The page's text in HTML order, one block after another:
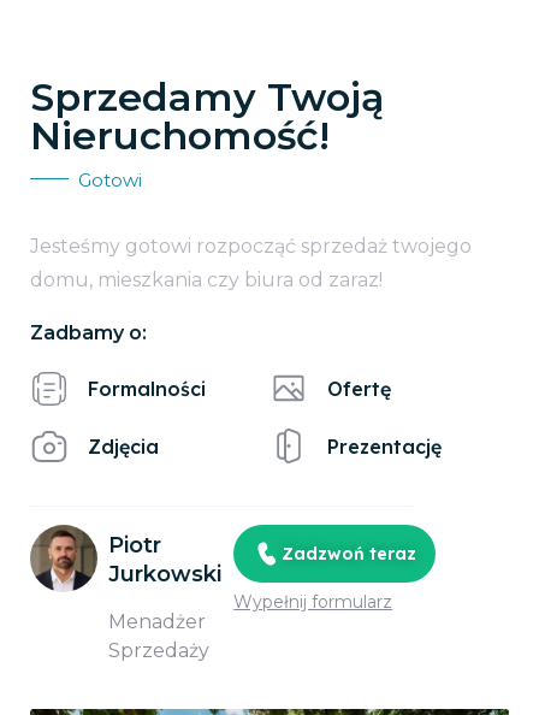
Sprzedamy Twoją
Nieruchomość!
Gotowi
Jesteśmy gotowi rozpocząć sprzedaż twojego
domu, mieszkania czy biura od zaraz!
Zadbamy o:
Formalności
Zdjęcia
Ofertę
Prezentację
Piotr
Jurkowski
Menadżer
Sprzedaży
Zadzwoń teraz
Wypełnij formularz